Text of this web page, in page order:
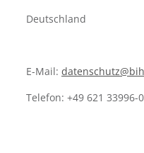
Deutschland
E-Mail: datenschutz
Telefon: +49 621 33996-0